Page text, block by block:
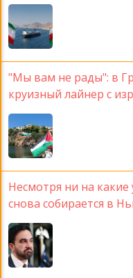
"Мы вам не рады": в
круизный лайнер с
Несмотря ни на
снова собирается в